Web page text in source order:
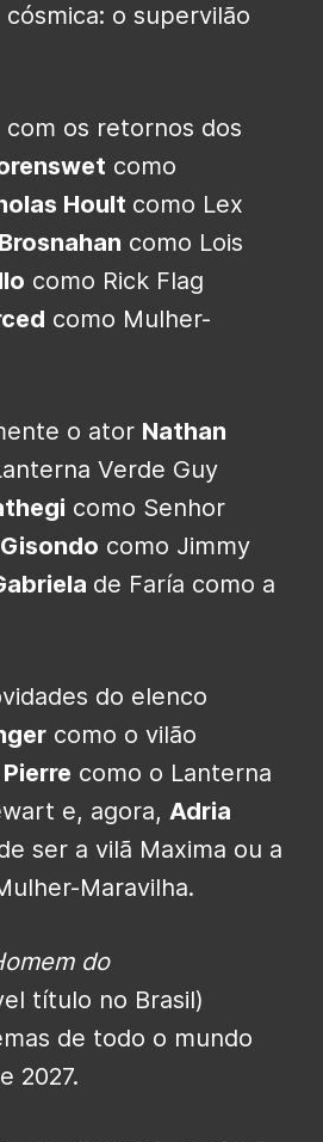
o supervilão
os retornos dos
como
Hoult como Lex
como Lois
como Rick Flag
como Mulher-
o ator Nathan
Verde Guy
como Senhor
como Jimmy
de Faría como a
do elenco
como o vilão
como o Lanterna
e, agora, Adria
ser a vilã Maxima ou a
Maravilha.
do
título no Brasil)
de todo o mundo
2027.